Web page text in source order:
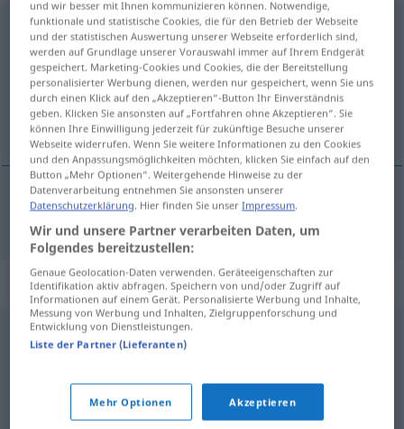
Passion [-ˈsĭoːn]f
Übersicht aller Übersetzungen
(Für mehr Details die Übersetzung anklicken/antippen)
passie
passie Passiona.
Synonyme für "Passion"
Leidenschaft,Feuer,Eifer,
© OpenThesaurus.de
und wir besser mit Ihnen kommunizieren können. Notwendige,
funktionale und statistische Cookies, die für den Betrieb der Webseite
und der statistischen Auswertung unserer Webseite erforderlich sind,
werden auf Grundlage unserer Vorauswahl immer auf Ihrem Endgerät
gespeichert. Marketing-Cookies und Cookies, die der Bereitstellung
personalisierter Werbung dienen, werden nur gespeichert, wenn Sie uns
durch einen Klick auf den „Akzeptieren“-Button Ihr Einverständnis
geben. Klicken Sie ansonsten auf „Fortfahren ohne Akzeptieren“. Sie
können Ihre Einwilligung jederzeit für zukünftige Besuche unserer
Webseite widerrufen. Wenn Sie weitere Informationen zu den Cookies
und den Anpassungsmöglichkeiten möchten, klicken Sie einfach auf den
Button „Mehr Optionen“. Weitergehende Hinweise zu der
Datenverarbeitung entnehmen Sie ansonsten unserer
Datenschutzerklärung. Hier finden Sie unserImpressum.
Wir und unsere Partner verarbeiten Daten, um
Folgendes bereitzustellen:
Genaue Geolocation-Daten verwenden. Geräteeigenschaften zur
Identifikation aktiv abfragen. Speichern von und/oder Zugriff auf
Informationen auf einem Gerät. Personalisierte Werbung und Inhalte,
Messung von Werbung und Inhalten, Zielgruppenforschung und
Entwicklung von Dienstleistungen.
Liste der Partner (Lieferanten)
Mehr Optionen Akzeptieren